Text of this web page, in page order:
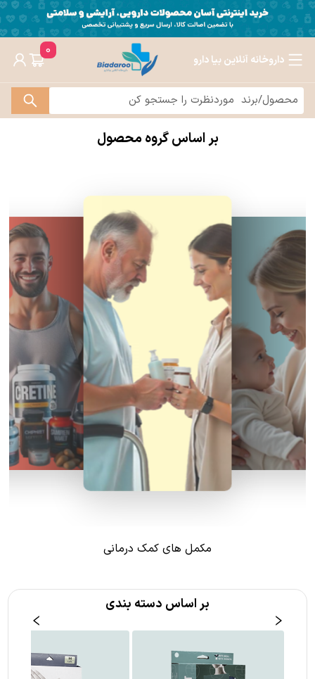
داروخانه آنلاین بیا دارو
0
بر اساس گروه محصول
مکمل های کمک درمانی
بر اساس دسته بندی